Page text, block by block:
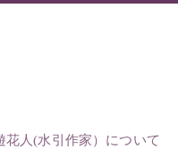
花人(水引作家）について